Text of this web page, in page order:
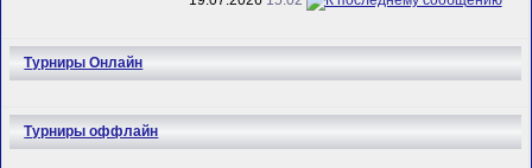
Турниры Онлайн
Турниры оффлайн